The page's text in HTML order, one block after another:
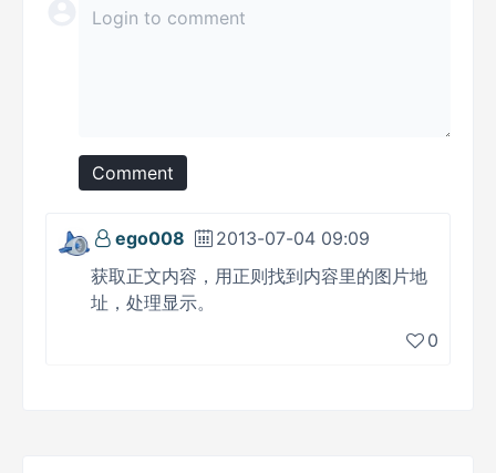
Comment
ego008
2013-07-04 09:09
获取正文内容，用正则找到内容里的图片地
址，处理显示。
0